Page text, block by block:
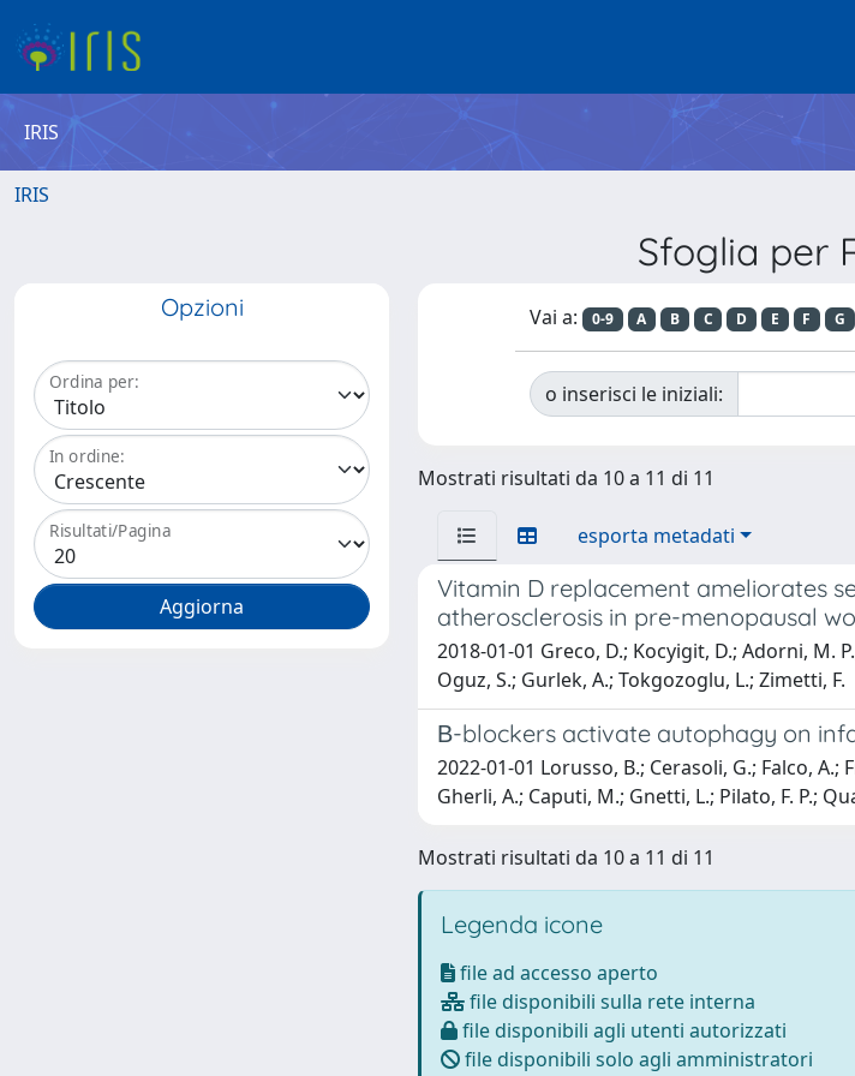
IRIS
IRIS
Sfoglia per
Opzioni
Ordina per:
In ordine:
Risultati/Pagina
Vai a: 0-9 A B C D E F G
o inserisci le iniziali:
Mostrati risultati da 10 a 11 di 11
esporta metadati
Vitamin D replacement ameliorates
atherosclerosis in pre-menopausal
2018-01-01 Greco, D.; Kocyigit, D.; Adorni, M.
Oguz, S.; Gurlek, A.; Tokgozoglu, L.; Zimetti, F.
Β-blockers activate autophagy on
2022-01-01 Lorusso, B.; Cerasoli, G.; Falco,
Gherli, A.; Caputi, M.; Gnetti, L.; Pilato, F. P.;
Mostrati risultati da 10 a 11 di 11
Legenda icone
file ad accesso aperto
file disponibili sulla rete interna
file disponibili agli utenti autorizzati
file disponibili solo agli amministratori